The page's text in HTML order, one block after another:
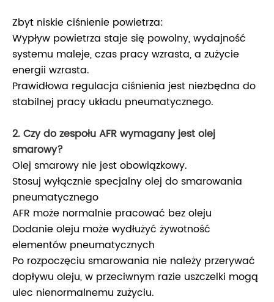
Zbyt niskie ciśnienie powietrza:
Wypływ powietrza staje się powolny, wydajność
systemu maleje, czas pracy wzrasta, a zużycie
energii wzrasta.
Prawidłowa regulacja ciśnienia jest niezbędna do
stabilnej pracy układu pneumatycznego.
2. Czy do zespołu AFR wymagany jest olej
smarowy?
Olej smarowy nie jest obowiązkowy.
Stosuj wyłącznie specjalny olej do smarowania
pneumatycznego
AFR może normalnie pracować bez oleju
Dodanie oleju może wydłużyć żywotność
elementów pneumatycznych
Po rozpoczęciu smarowania nie należy przerywać
dopływu oleju, w przeciwnym razie uszczelki mogą
ulec nienormalnemu zużyciu.